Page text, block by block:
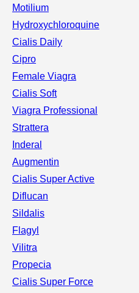
Motilium
Hydroxychloroquine
Cialis Daily
Cipro
Female Viagra
Cialis Soft
Viagra Professional
Strattera
Inderal
Augmentin
Cialis Super Active
Diflucan
Sildalis
Flagyl
Vilitra
Propecia
Cialis Super Force